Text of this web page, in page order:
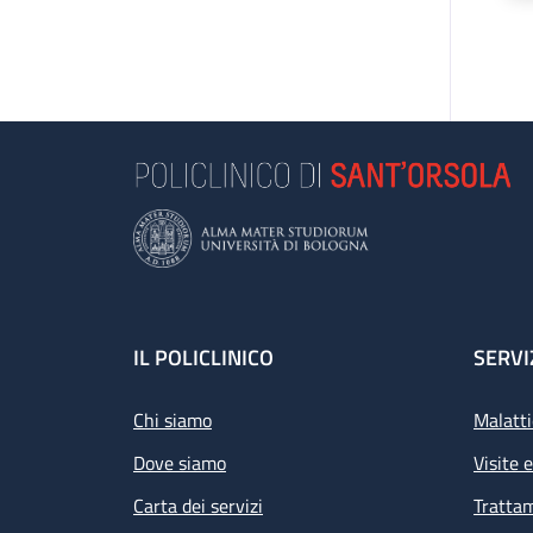
Footer
IL POLICLINICO
Chi siamo
Dove siamo
Carta dei servizi
Visite